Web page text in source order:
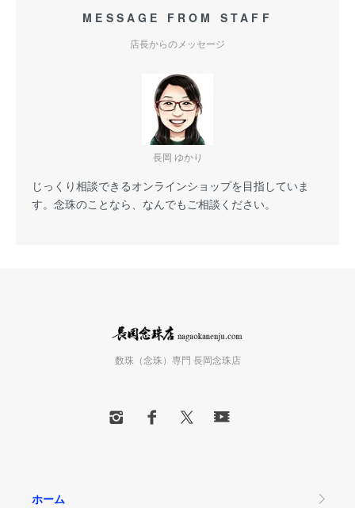
MESSAGE FROM STAFF
店長からのメッセージ
長岡 ゆかり
じっくり相談できるオンラインショップを目指していま
す。念珠のことなら、なんでもご相談ください。
数珠（念珠）専門 長岡念珠店
ホーム